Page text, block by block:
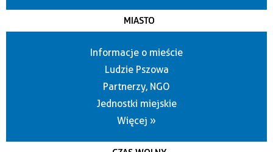
MIASTO
Informacje o mieście
Ludzie Pszowa
Partnerzy, NGO
Jednostki miejskie
Więcej »